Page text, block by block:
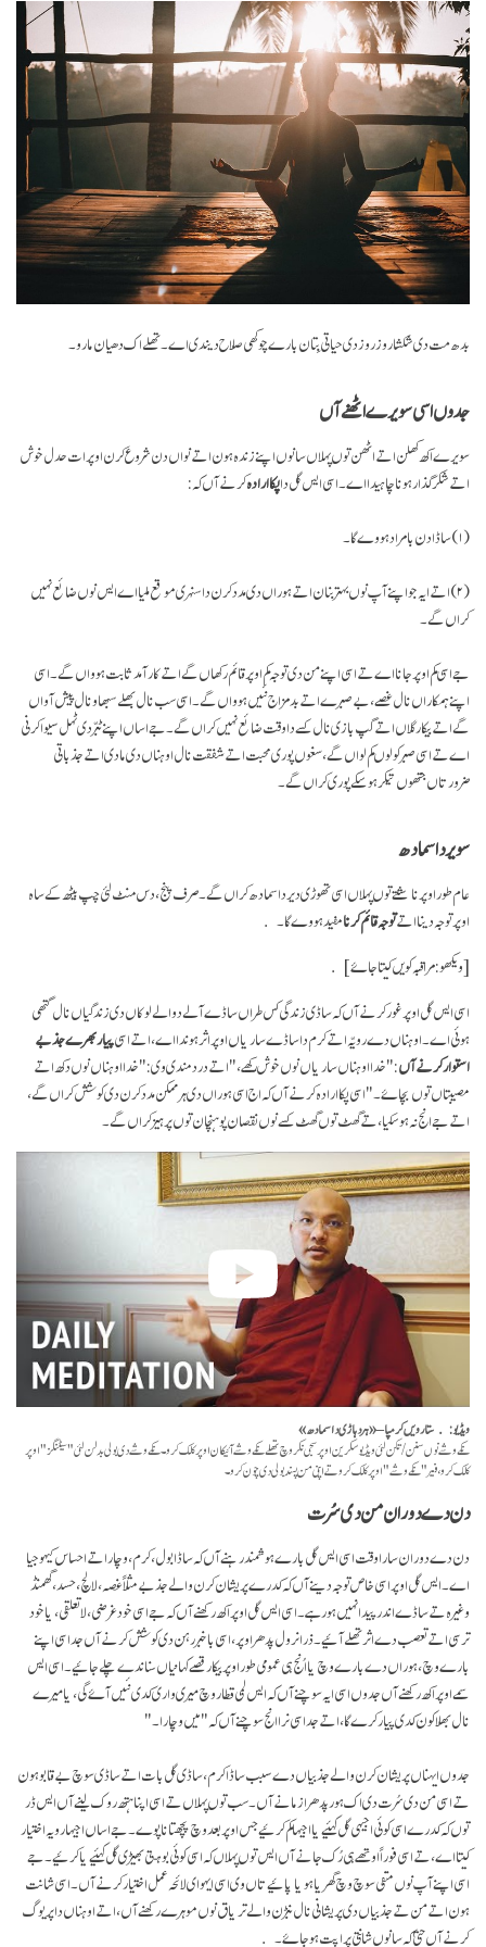
بدھ مت دی شکشا روز روز دی حیاتی بِتان بارے چوکھی صلاح دیندی اے۔ تھلے اک دھیان مارو۔
جدوں اسی سویرے اٹھنے آں
سویرے اکھ کھلن اتے اٹھن توں پہلاں سانوں اپنے زندہ ہون اتے نواں دن شروع کرن اوپر ات حدل خوش
اتے شکر گذار ہونا چاہیدا اے۔ اسی ایس گل داپکا ارادہکرنے آں کہ:
(۱) ساڈا دن با مراد ہووے گا۔
(۲) اتے ایہ جو اپنے آپ نوں بہتر بنان اتے ہوراں دی مدد کرن دا سنہری موقع ملیا اے ایس نوں ضائع نہیں
کراں گے۔
جے اسی کم اوپر جانا اے تے اسی اپنے من دی توجہ کم اوپر قائم رکھاں گے اتے کار آمد ثابت ہوواں گے۔ اسی
اپنے ہمکاراں نال غصے، بے صبرے اتے بد مزاج نئیں ہوواں گے۔ اسی سب نال بھلے سبھاو نال پیش آواں
گے اتے بیکار گلاں اتے گپ بازی نال کسے دا وقت ضائع نہیں کراں گے۔ جے اساں اپنے ٹبّر دی ٹہل سیوا کرنی
اے تے اسی صبر کولوں کم لواں گے، سغوں پوری محبت اتے شفقت نال اوہناں دی مادی اتے جذباتی
ضرورتاں جتھوں تیکر ہو سکے پوری کراں گے۔
سویر دا سمادھ
عام طور اوپر ناشتے توں پہلاں اسی تھوڑی دیر دا سمادھ کراں گے۔ صرف پنج، دس منٹ لئی چپ بیٹھ کے ساہ
اوپر توجہ دینا اتےتوجہ قائم کرنامفید ہووے گا۔
[ویکھو: مراقبہ کویں کیتا جاۓ]
اسی ایس گل اوپر غور کرنے آں کہ ساڈی زندگی کس طراں ساڈے آلے دوالے لوکاں دی زندگیاں نال گتھی
ہوئی اے۔ اوہناں دے رویّہ اتے کرم دا ساڈے ساریاں اوپر اثر ہوندا اے، اتے اسیپیار بھرے جذبے
استوار کرنے آں: "خدا اوہناں ساریاں نوں خوش رکھے،" اتے درد مندی وی: " خدا اوہناں نوں دکھ اتے
مصیبتاں توں بچاۓ۔" اسی پکا ارادہ کرنے آں کہ اج اسی ہوراں دی ہر ممکن مدد کرن دی کوشش کراں گے،
اتے جے انج نہ ہو سکیا، تے گھٹ توں گھٹ کسےنوں نقصان پوہنچان توں پرہیز کراں گے۔
ویڈیو: ستارویں کرمپا – «ہر دہاڑی دا سمادھ»
نکے وشے نوں سنن/تکن لئی ویڈیو سکرین اوپر سجی نکر وچ تھلے نکے وشے آئیکان اوپر کلک کرو۔ نکے وشے دی بولی بدلن لئی "سیٹنگز" اوپر
کلک کرو، فیر "نکے وشے" اوپر کلک کرو تے اپنی من پسند بولی دی چون کرو۔
دن دے دوران من دی سُرت
دن دے دوران سارا وقت اسی ایس گل بارے ہوشمند رہنے آں کہ ساڈا بول، کرم، وچار اتے احساس کیہو جیا
اے۔ ایس گل اوپر اسی خاص توجہ دینے آں کہ کدرے پریشان کرن والے جذبے مثلاً غصہ، لالچ، حسد، گھمنڈ
وغیرہ تے ساڈے اندر پیدا نہیں ہو رہے۔ اسی ایس گل اوپر اکھ رکھنے آں کہ جے اسی خود غرضی، لا تعلقی، یا خود
ترسی اتے تعصب دے اثر تھلے آئیے۔ ذرا نرول پدھر اوپر، اسی با خبر رہن دی کوشش کرنے آں جد اسی اپنے
بارے وچ، ہوراں دے بارے وچ یا اُنج ہی عمومی طور اوپر بیکار قصے کہانیاں سناندے چلے جائیے۔ اسی ایس
سمے اوپر اکھ رکھنے آں جدوں اسی ایہ سوچنے آں کہ ایس لمی قطار وچ میری واری کدی نئیں آۓ گی، یا میرے
نال بھلا کون کدی پیار کرے گا، اتےجد اسی نرا انج سوچنے آں کہ "میں وچارا۔"
جدوں ایہناں پریشان کرن والے جذبیاں دے سبب ساڈا کرم، ساڈی گل بات اتے ساڈی سوچ بے قابو ہون
تے اسی من دی سُرت دی اک ہور پدھر ازمانے آں۔ سب توں پہلاں تے اسی اپنا ہتھ روک لینے آں ایس ڈر
توں کہ کدرے اسی کوئی اجیہی گل کہئیے یا اجیہا کم کرئیے جس اوپر بعد وچ پچھتانا پوے۔ جے اساں اجیہا رویہ اختیار
کیتا اے، تے اسی فوراً اوتھے ہی رُک جانے آں ایس توں پہلاں کہ اسی کوئی بوہتی بھیڑی گل کہئیے یا کرئیے۔ جے
اسی اپنے آپ نوں منفی سوچ وچ گھریا ہویا پائیے تاں وی اسی ایہو ای لائحہ عمل اختیار کرنے آں۔ اسی شانت
ہون اتے من تے جذبیاں دی پریشانی نال نبڑن والے تریاق نوں موہرے رکھنے آں، اتے اوہناں دا پریوگ
کرنے آں حتیٰ کہ سانوں شانتی پراپت ہو جاۓ۔